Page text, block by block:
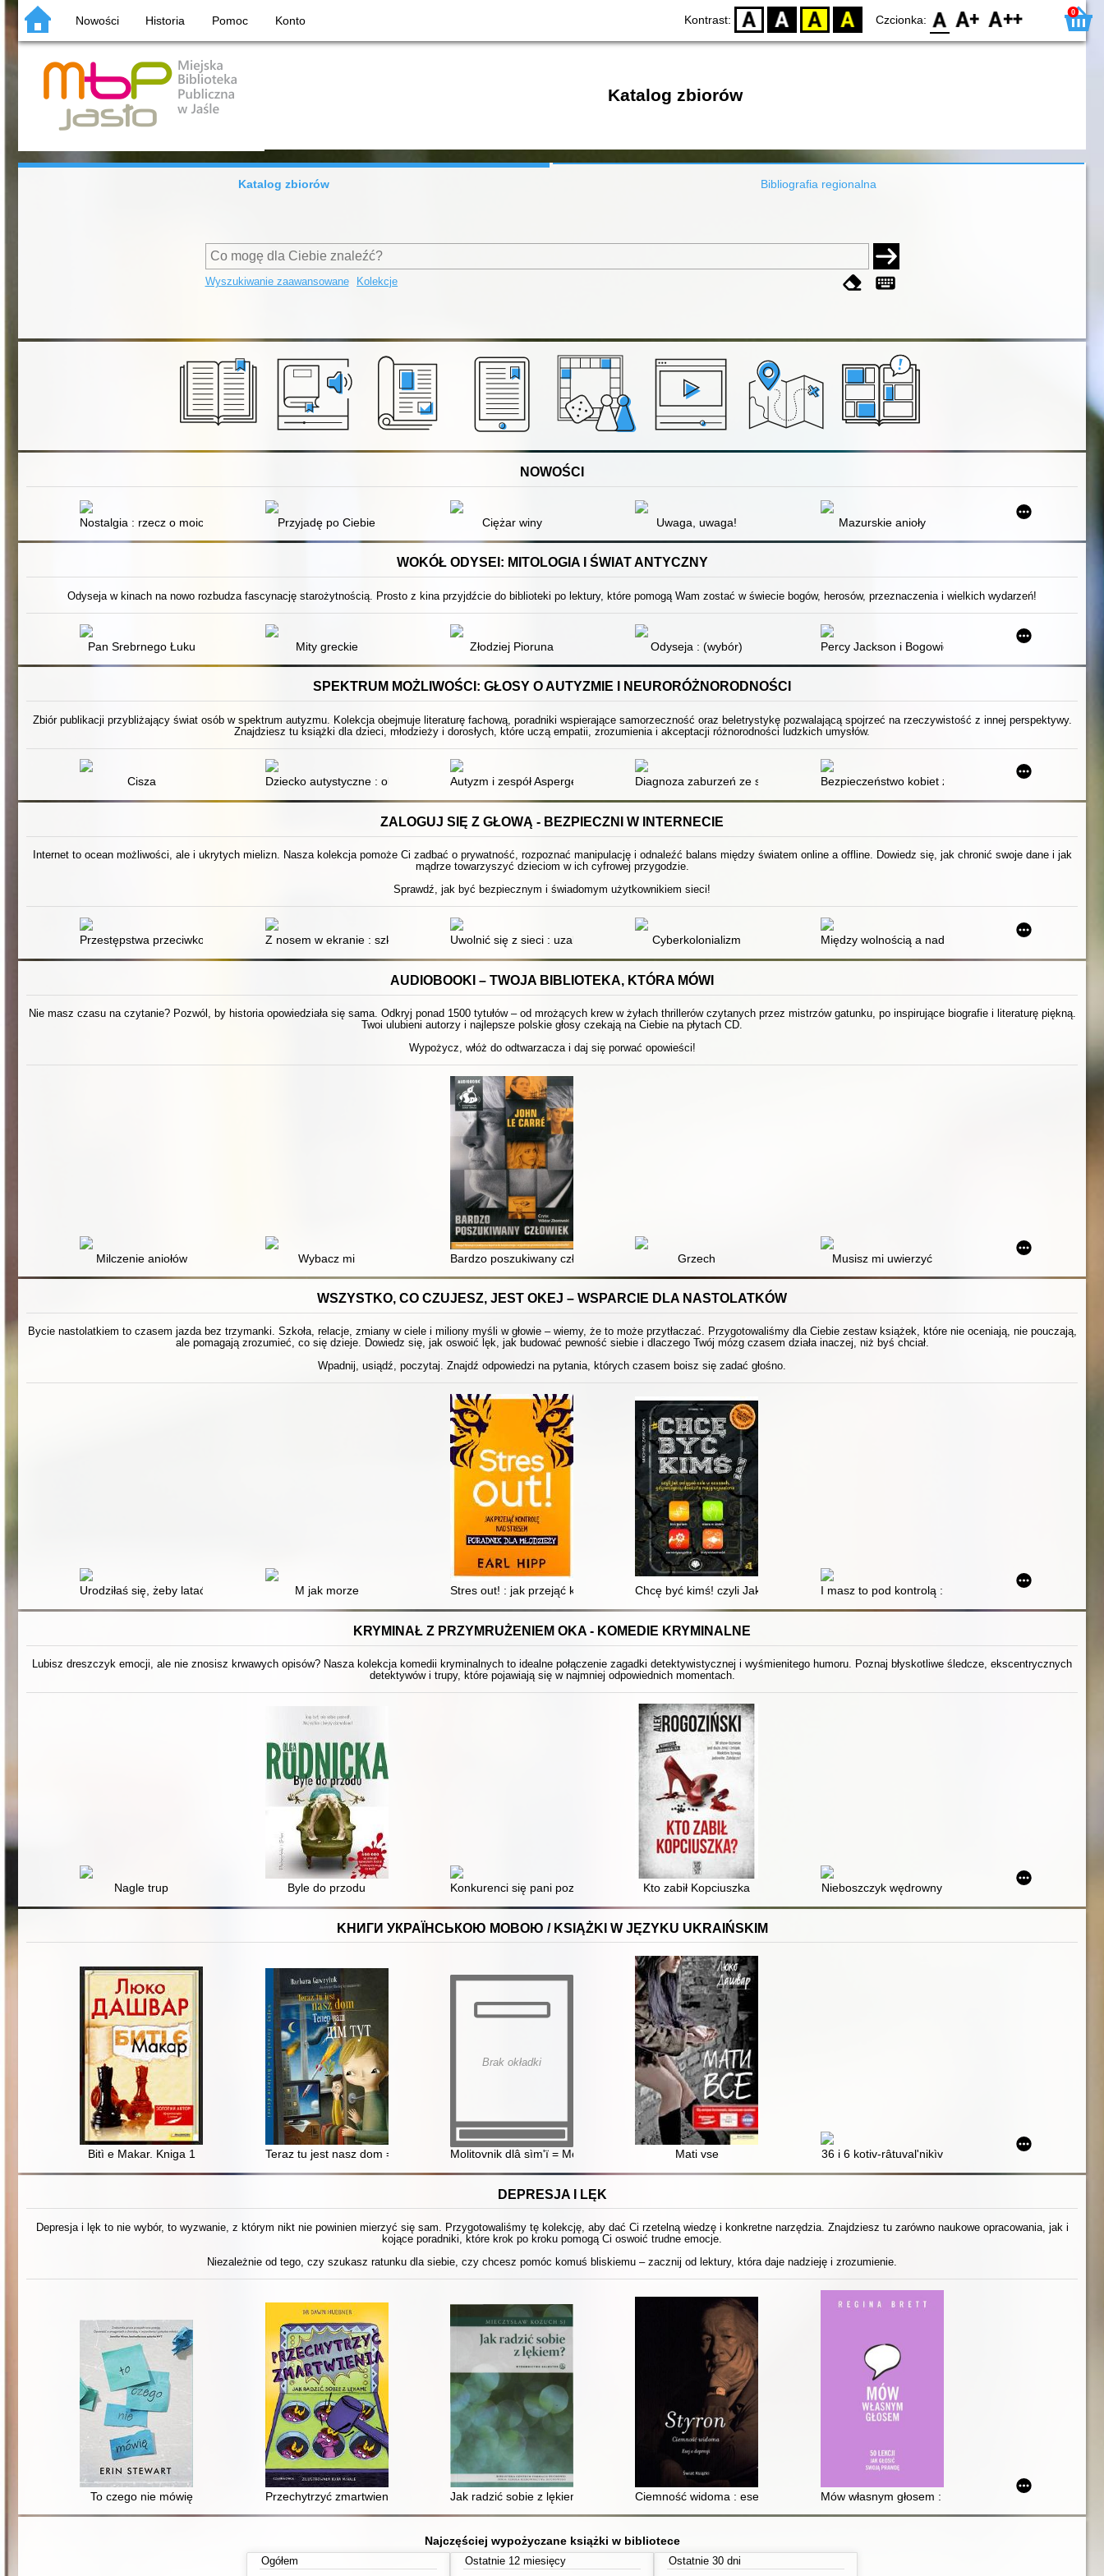
Nowości Historia Pomoc Konto Kontrast: D BW YB BY Czcionka: F0 F1 F2 0
Katalog zbiorów
Katalog zbiorów Bibliografia regionalna
Wyszukiwanie zaawansowane Kolekcje
NOWOŚCI
Nostalgia : rzecz o moich ukochankachPrzyjadę po Ciebie Ciężar winy Uwaga, uwaga! Mazurskie anioły
WOKÓŁ ODYSEI: MITOLOGIA I ŚWIAT ANTYCZNY
Odyseja w kinach na nowo rozbudza fascynację starożytnością. Prosto z kina przyjdźcie do biblioteki po lektury, które pomogą Wam zostać w świecie bogów, herosów, przeznaczenia i wielkich wydarzeń!
Pan Srebrnego Łuku Mity greckie Złodziej Pioruna Odyseja : (wybór) Percy Jackson i Bogowie Olimpijscy : przewodnik po
SPEKTRUM MOŻLIWOŚCI: GŁOSY O AUTYZMIE I NEURORÓŻNORODNOŚCI
Zbiór publikacji przybliżający świat osób w spektrum autyzmu. Kolekcja obejmuje literaturę fachową, poradniki wspierające samorzeczność oraz beletrystykę pozwalającą spojrzeć na rzeczywistość z innej perspektywy.
Znajdziesz tu książki dla dzieci, młodzieży i dorosłych, które uczą empatii, zrozumienia i akceptacji różnorodności ludzkich umysłów.
Cisza Dziecko autystyczne : objawy i wspomaganie : prawdziwa opowieść o Maciusiu
Autyzm i zespół Aspergera Diagnoza zaburzeń ze spektrum autyzmuBezpieczeństwo kobiet z zespołem Aspergera :
ZALOGUJ SIĘ Z GŁOWĄ - BEZPIECZNI W INTERNECIE
Internet to ocean możliwości, ale i ukrytych mielizn. Nasza kolekcja pomoże Ci zadbać o prywatność, rozpoznać manipulację i odnaleźć balans między światem online a offline. Dowiedz się, jak chronić swoje dane i jak
mądrze towarzyszyć dzieciom w ich cyfrowej przygodzie.
Sprawdź, jak być bezpiecznym i świadomym użytkownikiem sieci!
Przestępstwa przeciwko wolności seksualnej w sieci : ochrona praw dziecka w przestrzeni Internetu
Z nosem w ekranie : szklana pułapka czy szansa na rozwój twojego dziecka?
Uwolnić się z sieci : uzależnienie od internetuCyberkolonializm Między wolnością a nadzorem : internet w
AUDIOBOOKI – TWOJA BIBLIOTEKA, KTÓRA MÓWI
Nie masz czasu na czytanie? Pozwól, by historia opowiedziała się sama. Odkryj ponad 1500 tytułów – od mrożących krew w żyłach thrillerów czytanych przez mistrzów gatunku, po inspirujące biografie i literaturę piękną.
Twoi ulubieni autorzy i najlepsze polskie głosy czekają na Ciebie na płytach CD.
Wypożycz, włóż do odtwarzacza i daj się porwać opowieści!
Milczenie aniołów Wybacz mi Bardzo poszukiwany człowiek Grzech Musisz mi uwierzyć
WSZYSTKO, CO CZUJESZ, JEST OKEJ – WSPARCIE DLA NASTOLATKÓW
Bycie nastolatkiem to czasem jazda bez trzymanki. Szkoła, relacje, zmiany w ciele i miliony myśli w głowie – wiemy, że to może przytłaczać. Przygotowaliśmy dla Ciebie zestaw książek, które nie oceniają, nie pouczają,
ale pomagają zrozumieć, co się dzieje. Dowiedz się, jak oswoić lęk, jak budować pewność siebie i dlaczego Twój mózg czasem działa inaczej, niż byś chciał.
Wpadnij, usiądź, poczytaj. Znajdź odpowiedzi na pytania, których czasem boisz się zadać głośno.
Urodziłaś się, żeby latać : książka dla Twojej córki
M jak morze Stres out! : jak przejąć kontrolę nad stresem : poradnik dla młodzieżyChcę być kimś! czyli Jak osiągnąć cele w czasach, gdy wszyscy dookoła mają wywalone.
I masz to pod kontrolą : poradnik o zdrowiu
KRYMINAŁ Z PRZYMRUŻENIEM OKA - KOMEDIE KRYMINALNE
Lubisz dreszczyk emocji, ale nie znosisz krwawych opisów? Nasza kolekcja komedii kryminalnych to idealne połączenie zagadki detektywistycznej i wyśmienitego humoru. Poznaj błyskotliwe śledcze, ekscentrycznych
detektywów i trupy, które pojawiają się w najmniej odpowiednich momentach.
Nagle trup Byle do przodu Konkurenci się pani pozbyli Kto zabił Kopciuszka Nieboszczyk wędrowny
KНИГИ УКРАЇНСЬКОЮ МОВОЮ / KSIĄŻKI W JĘZYKU UKRAIŃSKIM
Bitì e Makar. Kniga 1 Teraz tu jest nasz dom = Teper naš dìm tut
Brak okładki
Molitovnik dlâ sìm'ï = Modlitewnik dla rodzinyMati vse 36 i 6 kotiv-râtuval'nikìv
DEPRESJA I LĘK
Depresja i lęk to nie wybór, to wyzwanie, z którym nikt nie powinien mierzyć się sam. Przygotowaliśmy tę kolekcję, aby dać Ci rzetelną wiedzę i konkretne narzędzia. Znajdziesz tu zarówno naukowe opracowania, jak i
kojące poradniki, które krok po kroku pomogą Ci oswoić trudne emocje.
Niezależnie od tego, czy szukasz ratunku dla siebie, czy chcesz pomóc komuś bliskiemu – zacznij od lektury, która daje nadzieję i zrozumienie.
To czego nie mówię Przechytrzyć zmartwienia : jak radzić sobie z lękami
Jak radzić sobie z lękiem Ciemność widoma : esej o depresji Mów własnym głosem : 50 lekcji jak jak głosić swoją
Najczęściej wypożyczane książki w bibliotece
Ogółem Ostatnie 12 miesięcy Ostatnie 30 dni